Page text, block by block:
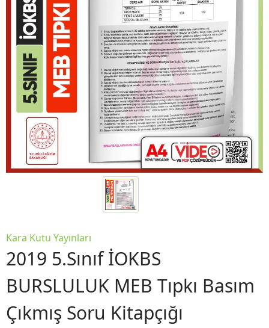
Kara Kutu Yayınları
2019 5.Sınıf İOKBS
BURSLULUK MEB Tıpkı Basım
Çıkmış Soru Kitapçığı